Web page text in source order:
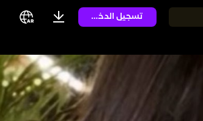
تسجيل الدخول